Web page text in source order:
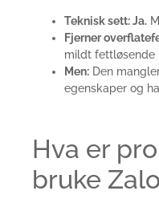
Teknisk sett: Ja.
Fjerner
mildt fettløsende
Men: Den
egenskaper og
Hva er
bruke